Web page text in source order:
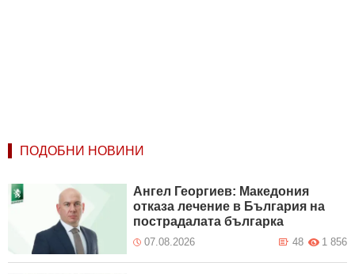
ПОДОБНИ НОВИНИ
Ангел Георгиев: Македония
отказа лечение в България на
пострадалата българка
07.08.2026 1 856
48